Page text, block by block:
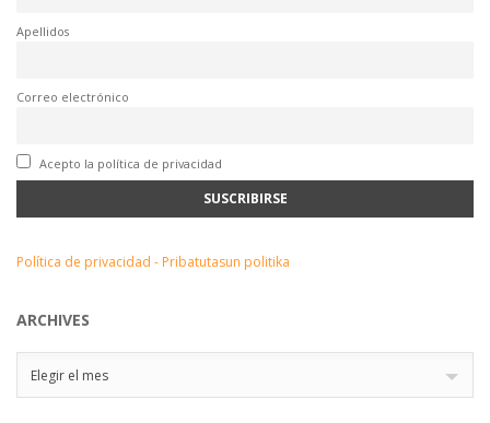
Apellidos
Correo electrónico
Acepto la política de privacidad
Política de privacidad - Pribatutasun politika
ARCHIVES
Elegir el mes